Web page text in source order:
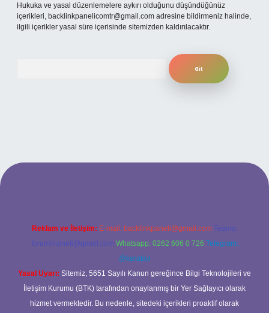
Hukuka ve yasal düzenlemelere aykırı olduğunu düşündüğünüz
içerikleri, backlinkpanelicomtr@gmail.com adresine bildirmeniz halinde,
ilgili içerikler yasal süre içerisinde sitemizden kaldırılacaktır.
bahis sitesi
Reklam ve İletişim: E-mail: backlinkpaneli@gmail.com Teams:
forumhizmeti@gmail.com Whatsapp: 0262 606 0 726 Telegram:
@karabul
Yasal Uyarı: Sitemiz, 5651 Sayılı Kanun gereğince Bilgi Teknolojileri ve
İletişim Kurumu (BTK) tarafından onaylanmış bir Yer Sağlayıcı olarak
hizmet vermektedir. Bu nedenle, sitedeki içerikleri proaktif olarak